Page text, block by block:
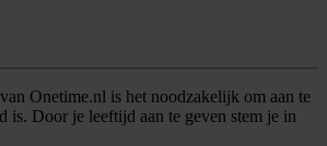
Onetime.nl is het noodzakelijk om aan te
is. Door je leeftijd aan te geven stem je in